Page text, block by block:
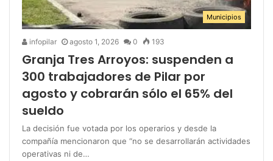
Municipios
infopilar agosto 1, 2026 0 193
Granja Tres Arroyos: suspenden a
300 trabajadores de Pilar por
agosto y cobrarán sólo el 65% del
sueldo
La decisión fue votada por los operarios y desde la
compañía mencionaron que “no se desarrollarán actividades
operativas ni de…